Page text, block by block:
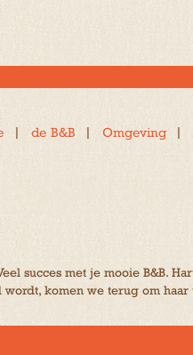
de B&B Omgeving
succes met je mooie B&B.
komen we terug om haar